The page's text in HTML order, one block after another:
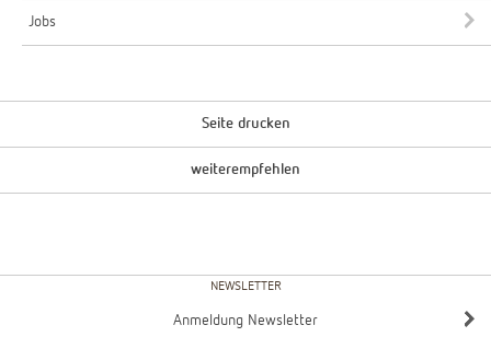
Jobs
Seite drucken
weiterempfehlen
NEWSLETTER
Anmeldung Newsletter